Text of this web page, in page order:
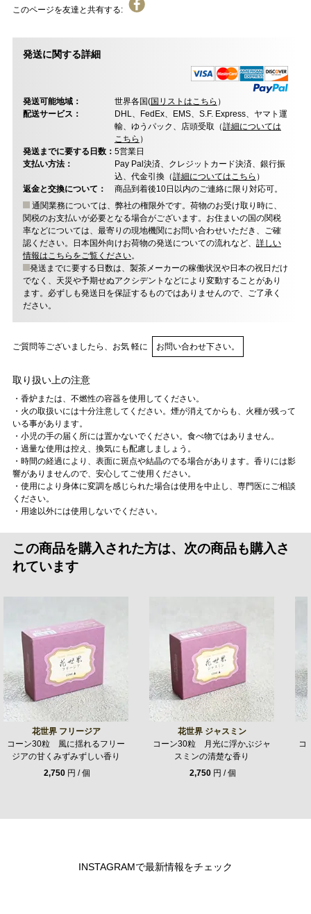
このページを友達と共有する:
発送に関する詳細
発送可能地域： 世界各国(国リストはこちら ）
配送サービス：
DHL、FedEx、EMS、S.F. Express、ヤマト運
輸、ゆうパック、店頭受取（詳細については
こちら ）
発送までに要する日数： 5営業日
支払い方法：
Pay Pal決済、クレジットカード決済、銀行振
込、代金引換（詳細についてはこちら ）
返金と交換について：
商品到着後10日以内のご連絡に限り対応可。
通関業務については、弊社の権限外です。荷物のお受け取り時に、
関税のお支払いが必要となる場合がございます。お住まいの国の関税
率などについては、最寄りの現地機関にお問い合わせいただき、ご確
認ください。日本国外向けお荷物の発送についての流れなど、 詳しい
情報はこちらをご覧ください。
発送までに要する日数は、製茶メーカーの稼働状況や日本の祝日だけ
でなく、天災や予期せぬアクシデントなどにより変動することがあり
ます。必ずしも発送日を保証するものではありませんので、ご了承く
ださい。
ご質問等ございましたら、お気 軽に お問い合わせ下さい。
取り扱い上の注意
・香炉または、不燃性の容器を使用してください。
・火の取扱いには十分注意してください。煙が消えてからも、火種が残って
いる事があります。
・小児の手の届く所には置かないでください。食べ物ではありません。
・過量な使用は控え、換気にも配慮しましょう。
・時間の経過により、表面に斑点や結晶のでる場合があります。香りには影
響がありませんので、安心してご使用ください。
・使用により身体に変調を感じられた場合は使用を中止し、専門医にご相談
ください。
・用途以外には使用しないでください。
この商品を購入された方は、次の商品も購入さ
れています
花世界 フリージア
コーン30粒 風に揺れるフリー
ジアの甘くみずみずしい香り
2,750円 / 個
花世界 ジャスミン
コーン30粒 月光に浮かぶジャ
スミンの清楚な香り
2,750円 / 個
コ
INSTAGRAMで最新情報をチェック